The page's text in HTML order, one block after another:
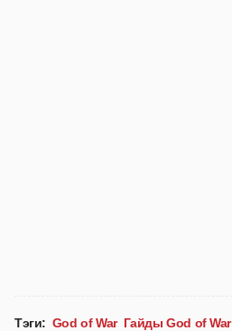
Тэги: God of War Гайды God of War